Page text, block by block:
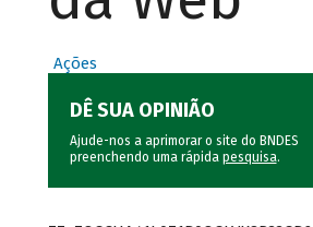
Ações
DÊ SUA OPINIÃO
Ajude-nos a aprimorar o site do BNDES
preenchendo uma rápida pesquisa.